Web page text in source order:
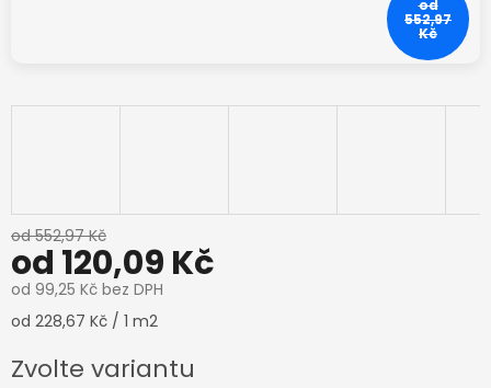
od
552,97
Kč
od 552,97 Kč
od 120,09 Kč
od 99,25 Kč bez DPH
Měrná
od 228,67 Kč / 1 m2
Zvolte variantu